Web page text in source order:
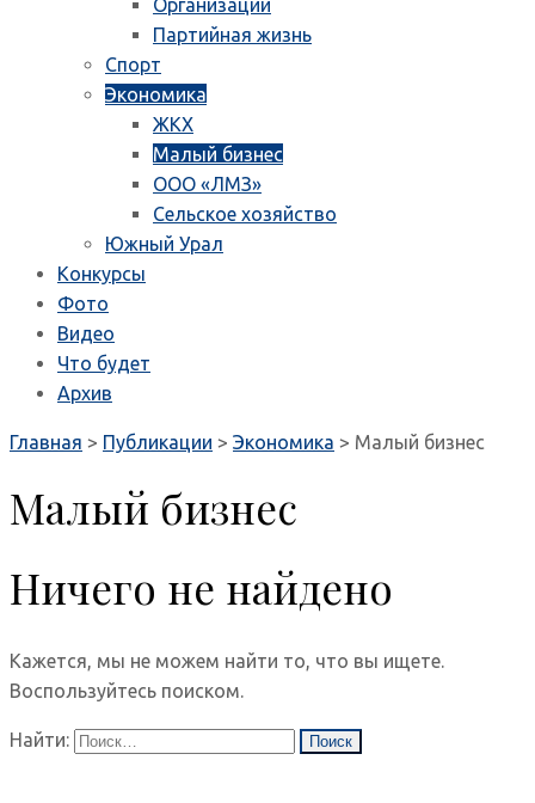
Организации
Партийная жизнь
Спорт
Экономика
ЖКХ
Малый бизнес
ООО «ЛМЗ»
Сельское хозяйство
Южный Урал
Конкурсы
Фото
Видео
Что будет
Архив
Главная > Публикации > Экономика > Малый бизнес
Малый бизнес
Ничего не найдено
Кажется, мы не можем найти то, что вы ищете.
Воспользуйтесь поиском.
Найти: